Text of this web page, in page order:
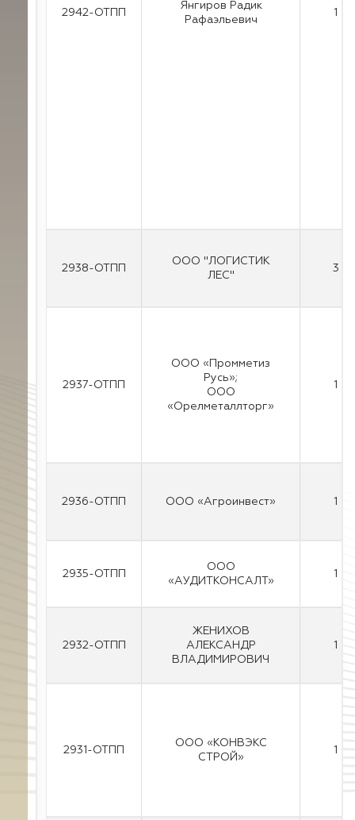
2942-ОТПП
Янгиров Радик
Рафаэльевич
1
2938-ОТПП
ООО "ЛОГИСТИК
ЛЕС"
3
2937-ОТПП
ООО «Промметиз
Русь»;
ООО
«Орелметаллторг»
1
2936-ОТПП ООО «Агроинвест» 1
2935-ОТПП
ООО
«АУДИТКОНСАЛТ»
1
2932-ОТПП
ЖЕНИХОВ
АЛЕКСАНДР
ВЛАДИМИРОВИЧ
1
2931-ОТПП
ООО «КОНВЭКС
СТРОЙ»
1